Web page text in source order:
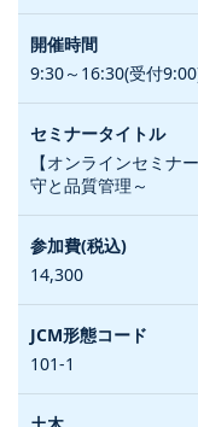
9:30～16:30(受付
【オンラインセミナ
守と品質管理～
14,300
101-1